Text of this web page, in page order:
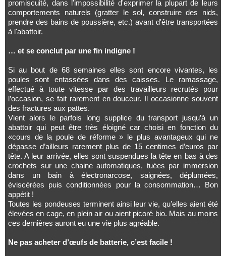
promiscuité, dans l'impossibilité d'exprimer la plupart de leurs
comportements naturels (gratter le sol, construire des nids,
prendre des bains de poussière, etc.) avant d'être transportées
à l'abattoir.
… et se conclut par une fin indigne !
Si au bout de 68 semaines elles sont encore vivantes, les
poules sont entassées dans des caisses. Le ramassage,
effectué à toute vitesse par des travailleurs recrutés pour
l’occasion, se fait rarement en douceur. Il occasionne souvent
des fractures aux pattes.
Vient alors le parfois long supplice du transport jusqu’à un
abattoir qui peut être très éloigné car choisi en fonction du
«cours de la poule de réforme » le plus avantageux qui ne
dépasse d’ailleurs rarement plus de 15 centimes d’euros par
tête. A leur arrivée, elles sont suspendues la tête en bas à des
crochets sur une chaine automatiques, tuées par immersion
dans un bain à électronarcose, saignées, déplumées,
éviscérées puis conditionnées pour la consommation… Bon
appétit !
Toutes les pondeuses terminent ainsi leur vie, qu’elles aient été
élevées en cage, en plein air ou aient picoré bio. Mais au moins
ces dernières auront eu une vie plus agréable.
Ne pas acheter d’œufs de batterie, c’est facile !